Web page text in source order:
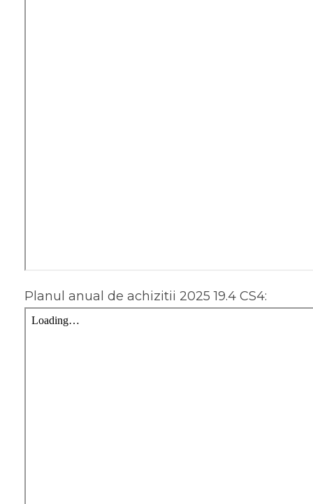
Planul anual de achizitii 2025 19.4 CS4: